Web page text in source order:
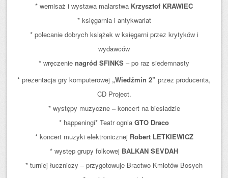
* wernisaż i wystawa malarstwa Krzysztof KRAWIEC
* księgarnia i antykwariat
* polecanie dobrych książek w księgarni przez krytyków i
wydawców
* wręczenie nagród SFINKS – po raz siedemnasty
* prezentacja gry komputerowej „Wiedźmin 2” przez producenta,
CD Project.
* występy muzyczne–koncert na biesiadzie
* happeningi* Teatr ognia GTO Draco
* koncert muzyki elektronicznej Robert LETKIEWICZ
* występ grupy folkowej BALKAN SEVDAH
* turniej łuczniczy – przygotowuje Bractwo Kmiotów Bosych